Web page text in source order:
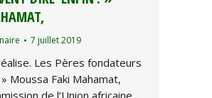
7 juillet 2019
Les Pères fondateurs
Moussa Faki Mahamat,
de l’Union africaine,